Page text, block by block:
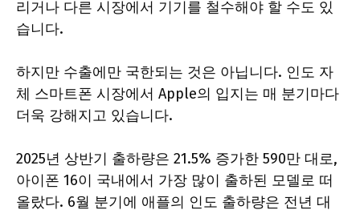
리거나 다른 시장에서 기기를 철수해야 할 수도 있
습니다.
하지만 수출에만 국한되는 것은 아닙니다. 인도 자
체 스마트폰 시장에서 Apple의 입지는 매 분기마다
더욱 강해지고 있습니다.
2025년 상반기 출하량은 21.5% 증가한 590만 대로,
아이폰 16이 국내에서 가장 많이 출하된 모델로 떠
올랐다. 6월 분기에 애플의 인도 출하량은 전년 대